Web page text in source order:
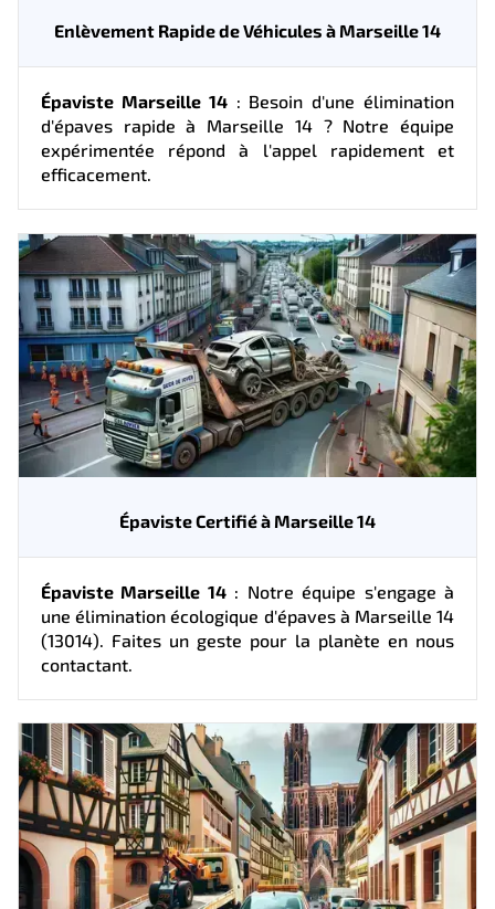
Enlèvement Rapide de Véhicules à Marseille 14
Épaviste Marseille 14: Besoin d'une élimination
d'épaves rapide à Marseille 14 ? Notre équipe
expérimentée répond à l'appel rapidement et
efficacement.
Épaviste Certifié à Marseille 14
Épaviste Marseille 14: Notre équipe s'engage à
une élimination écologique d'épaves à Marseille 14
(13014). Faites un geste pour la planète en nous
contactant.